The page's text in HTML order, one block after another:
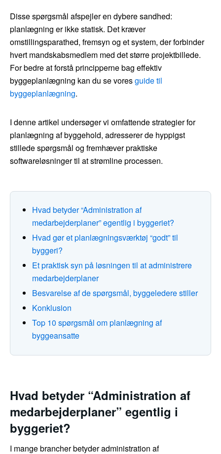
Disse spørgsmål afspejler en dybere sandhed:
planlægning er ikke statisk. Det kræver
omstillingsparathed, fremsyn og et system, der forbinder
hvert mandskabsmedlem med det større projektbillede.
For bedre at forstå principperne bag effektiv
byggeplanlægning kan du se voresguide til
byggeplanlægning.
I denne artikel undersøger vi omfattende strategier for
planlægning af byggehold, adresserer de hyppigst
stillede spørgsmål og fremhæver praktiske
softwareløsninger til at strømline processen.
Hvad betyder “Administration af
medarbejderplaner” egentlig i byggeriet?
Hvad gør et planlægningsværktøj “godt” til
byggeri?
Et praktisk syn på løsningen til at administrere
medarbejderplaner
Besvarelse af de spørgsmål, byggeledere stiller
Konklusion
Top 10 spørgsmål om planlægning af
byggeansatte
Hvad betyder “Administration af
medarbejderplaner” egentlig i
byggeriet?
I mange brancher betyder administration af